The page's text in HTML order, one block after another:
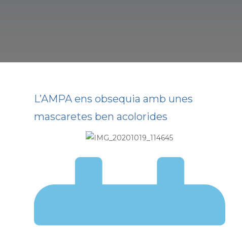
L’AMPA ens obsequia amb unes
mascaretes ben acolorides